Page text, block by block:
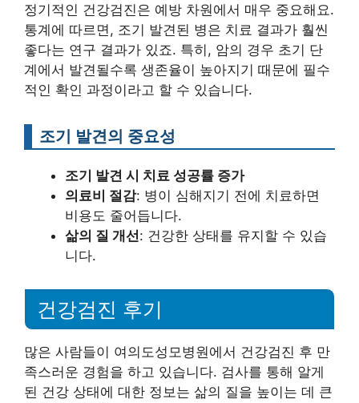
정기적인 건강검진은 예방 차원에서 매우 중요해요.
통계에 따르면, 조기 발견된 병은 치료 결과가 훨씬
좋다는 연구 결과가 있죠. 특히, 암의 경우 초기 단
계에서 발견될수록 생존율이 높아지기 때문에 필수
적인 확인 과정이라고 할 수 있습니다.
조기 발견의 중요성
조기 발견 시 치료 성공률 증가
의료비 절감: 병이 심해지기 전에 치료하면
비용도 줄어듭니다.
삶의 질 개선: 건강한 상태를 유지할 수 있습
니다.
건강검진 후기
많은 사람들이 여의도성모병원에서 건강검진 후 만
족스러운 경험을 하고 있습니다. 검사를 통해 알게
된 건강 상태에 대한 정보는 삶의 질을 높이는 데 큰